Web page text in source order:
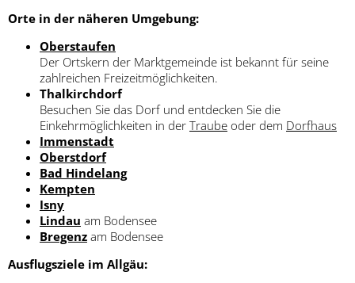
Orte in der näheren Umgebung:
Oberstaufen
Der Ortskern der Marktgemeinde ist bekannt für seine
zahlreichen Freizeitmöglichkeiten.
Thalkirchdorf
Besuchen Sie das Dorf und entdecken Sie die
Einkehrmöglichkeiten in der Traube oder dem Dorfhaus
Immenstadt
Oberstdorf
Bad Hindelang
Kempten
Isny
Lindau am Bodensee
Bregenz am Bodensee
Ausflugsziele im Allgäu: